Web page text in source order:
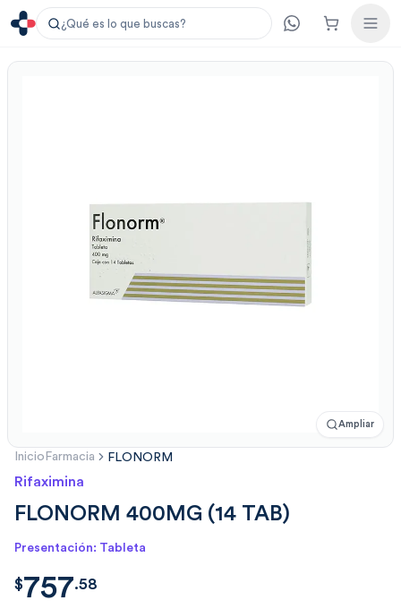
¿Qué es lo que buscas?
Ampliar
Inicio Farmacia FLONORM
Rifaximina
FLONORM 400MG (14 TAB)
Presentación: Tableta
$757.5861
$757.58